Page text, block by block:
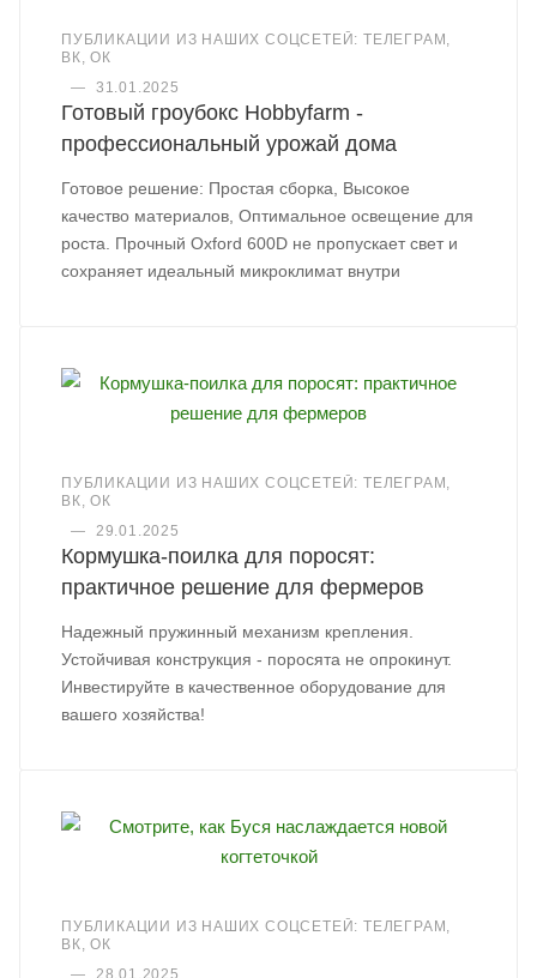
ПУБЛИКАЦИИ ИЗ НАШИХ СОЦСЕТЕЙ: ТЕЛЕГРАМ,
ВК, ОК
—
31.01.2025
Готовый гроубокс Hobbyfarm -
профессиональный урожай дома
Готовое решение: Простая сборка, Высокое
качество материалов, Оптимальное освещение для
роста. Прочный Oxford 600D не пропускает свет и
сохраняет идеальный микроклимат внутри
ПУБЛИКАЦИИ ИЗ НАШИХ СОЦСЕТЕЙ: ТЕЛЕГРАМ,
ВК, ОК
—
29.01.2025
Кормушка-поилка для поросят:
практичное решение для фермеров
Надежный пружинный механизм крепления.
Устойчивая конструкция - поросята не опрокинут.
Инвестируйте в качественное оборудование для
вашего хозяйства!
ПУБЛИКАЦИИ ИЗ НАШИХ СОЦСЕТЕЙ: ТЕЛЕГРАМ,
ВК, ОК